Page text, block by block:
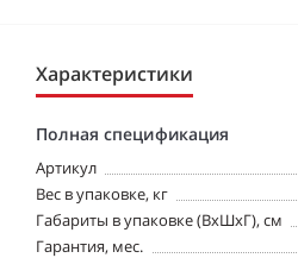
Характеристики
Полная спецификация
Артикул
Вес в упаковке, кг
Габариты в упаковке (ВхШхГ), см
Гарантия, мес.